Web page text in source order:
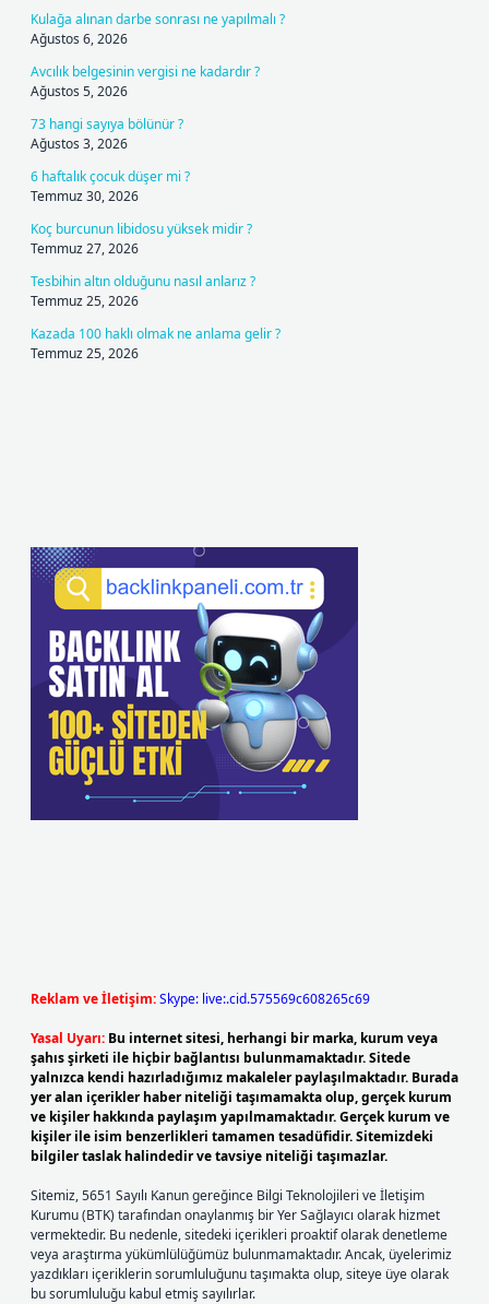
Kulağa alınan darbe sonrası ne yapılmalı ?
Ağustos 6, 2026
Avcılık belgesinin vergisi ne kadardır ?
Ağustos 5, 2026
73 hangi sayıya bölünür ?
Ağustos 3, 2026
6 haftalık çocuk düşer mi ?
Temmuz 30, 2026
Koç burcunun libidosu yüksek midir ?
Temmuz 27, 2026
Tesbihin altın olduğunu nasıl anlarız ?
Temmuz 25, 2026
Kazada 100 haklı olmak ne anlama gelir ?
Temmuz 25, 2026
Reklam ve İletişim:Skype: live:.cid.575569c608265c69
Yasal Uyarı: Bu internet sitesi, herhangi bir marka, kurum veya
şahıs şirketi ile hiçbir bağlantısı bulunmamaktadır. Sitede
yalnızca kendi hazırladığımız makaleler paylaşılmaktadır. Burada
yer alan içerikler haber niteliği taşımamakta olup, gerçek kurum
ve kişiler hakkında paylaşım yapılmamaktadır. Gerçek kurum ve
kişiler ile isim benzerlikleri tamamen tesadüfidir. Sitemizdeki
bilgiler taslak halindedir ve tavsiye niteliği taşımazlar.
Sitemiz, 5651 Sayılı Kanun gereğince Bilgi Teknolojileri ve İletişim
Kurumu (BTK) tarafından onaylanmış bir Yer Sağlayıcı olarak hizmet
vermektedir. Bu nedenle, sitedeki içerikleri proaktif olarak denetleme
veya araştırma yükümlülüğümüz bulunmamaktadır. Ancak, üyelerimiz
yazdıkları içeriklerin sorumluluğunu taşımakta olup, siteye üye olarak
bu sorumluluğu kabul etmiş sayılırlar.